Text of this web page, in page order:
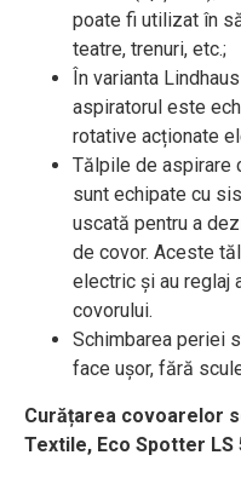
poate fi utilizat în
teatre, trenuri, etc.;
În varianta
aspiratorul este
rotative acționate
Tălpile de aspirare
sunt echipate cu
uscată pentru a
de covor. Aceste
electric și au reglaj
covorului.
Schimbarea periei
face ușor, fără
Curățarea covoarelor
Textile, Eco Spotter LS